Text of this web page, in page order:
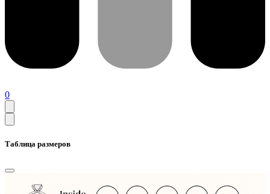
0
Таблица размеров